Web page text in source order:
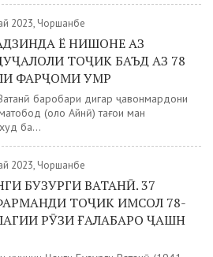
2023, Чоршанбе
Ё НИШОНЕ АЗ
ТОҶИК БАЪД АЗ 78
ФАРҶОМИ УМР
баробари дигар ҷавонмардони
(ҳоло Айнӣ) тағои ман
ба...
2023, Чоршанбе
БУЗУРГИ ВАТАНӢ. 37
ТОҶИК ИМСОЛ 78-
РӮЗИ ҒАЛАБАРО ҶАШН